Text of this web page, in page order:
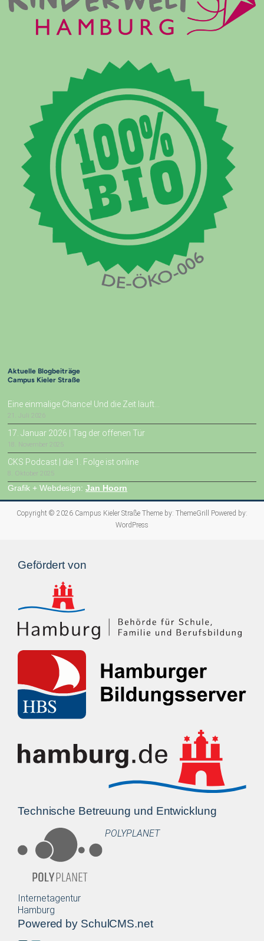
Aktuelle Blogbeiträge
Campus Kieler Straße
Eine einmalige Chance! Und die Zeit läuft…
21. Juli 2026
17. Januar 2026 | Tag der offenen Tür
18. November 2025
CKS Podcast | die 1. Folge ist online
8. Oktober 2025
Grafik + Webdesign:Jan Hoorn
Copyright © 2026 Campus Kieler StraßeTheme by: ThemeGrill
Powered by:
WordPress
Gefördert von
Technische Betreuung und Entwicklung
POLYPLANET
Internetagentur
Hamburg
Powered by SchulCMS.net